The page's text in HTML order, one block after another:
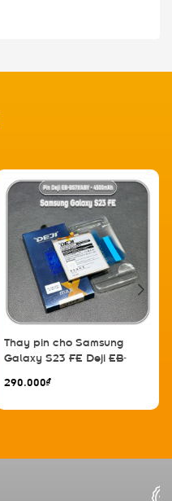
Thay pin cho Samsung
Galaxy S23 FE Deji EB-
290.000₫